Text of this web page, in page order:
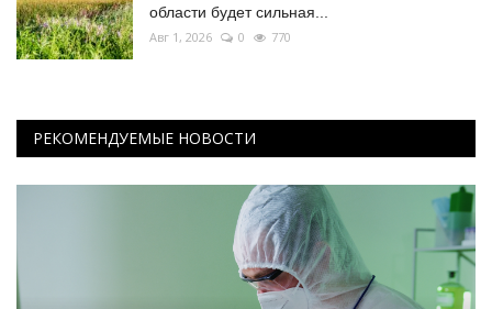
области будет сильная...
Авг 1, 2026 0 770
РЕКОМЕНДУЕМЫЕ НОВОСТИ